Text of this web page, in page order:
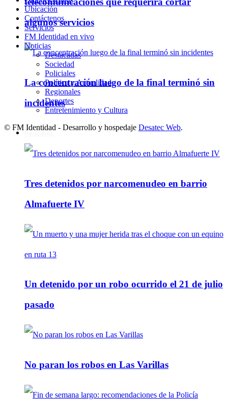
algunos servicios
La concentración luego de la final terminó sin
incidentes
Tres detenidos por narcomenudeo en barrio
Almafuerte IV
Un detenido por un robo ocurrido el 21 de julio
pasado
No paran los robos en Las Varillas
Ubicación
Contáctenos
Servicios
FM Identidad en vivo
Noticias
Destacadas
Sociedad
Policiales
Política y Actualidad
Regionales
Deportes
Entretenimiento y Cultura
© FM Identidad - Desarrollo y hospedaje Desatec Web.